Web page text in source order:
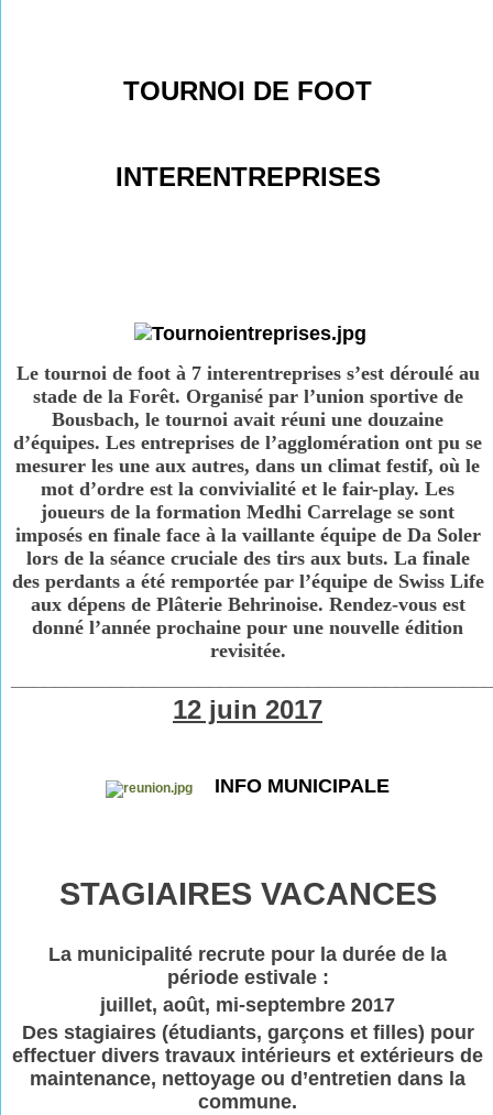
TOURNOI DE FOOT
INTERENTREPRISES
Le tournoi de foot à 7 interentreprises s’est déroulé au
stade de la Forêt. Organisé par l’union sportive de
Bousbach, le tournoi avait réuni une douzaine
d’équipes. Les entreprises de l’agglomération ont pu se
mesurer les une aux autres, dans un climat festif, où le
mot d’ordre est la convivialité et le fair-play. Les
joueurs de la formation Medhi Carrelage se sont
imposés en finale face à la vaillante équipe de Da Soler
lors de la séance cruciale des tirs aux buts. La finale
des perdants a été remportée par l’équipe de Swiss Life
aux dépens de Plâterie Behrinoise. Rendez-vous est
donné l’année prochaine pour une nouvelle édition
revisitée.
12 juin 2017
INFO MUNICIPALE
STAGIAIRES VACANCES
La municipalité recrute pour la durée de la
période estivale :
juillet, août, mi-septembre 2017
Des stagiaires (étudiants, garçons et filles) pour
effectuer divers travaux intérieurs et extérieurs de
maintenance, nettoyage ou d’entretien dans la
commune.